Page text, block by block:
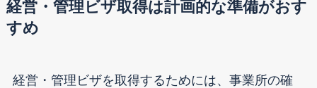
経営・管理ビザ取得は計画的な準備がおす
すめ
経営・管理ビザを取得するためには、事業所の確